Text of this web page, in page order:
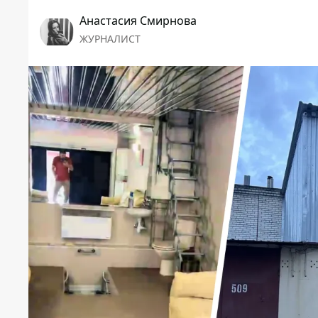
Анастасия Смирнова
ЖУРНАЛИСТ